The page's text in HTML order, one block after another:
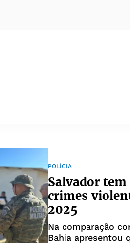
POLÍCIA
Salvador tem
crimes
2025
Na comparação
Bahia apresentou